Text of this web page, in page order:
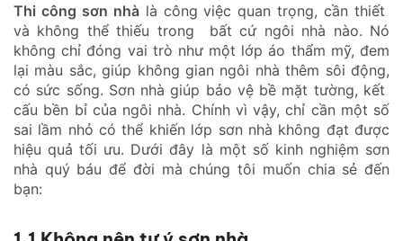
Thi công sơn nhàlà công việc quan trọng, cần thiết
và không thể thiếu trong bất cứ ngôi nhà nào. Nó
không chỉ đóng vai trò như một lớp áo thẩm mỹ, đem
lại màu sắc, giúp không gian ngôi nhà thêm sôi động,
có sức sống. Sơn nhà giúp bảo vệ bề mặt tường, kết
cấu bền bỉ của ngôi nhà. Chính vì vậy, chỉ cần một số
sai lầm nhỏ có thể khiến lớp sơn nhà không đạt được
hiệu quả tối ưu. Dưới đây là một số kinh nghiệm sơn
nhà quý báu để đời mà chúng tôi muốn chia sẻ đến
bạn: